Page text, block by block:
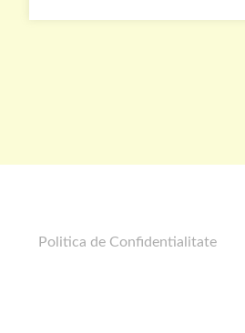
Politica de Confidentialitate